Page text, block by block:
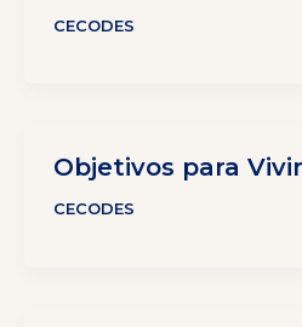
CECODES
Objetivos para
CECODES